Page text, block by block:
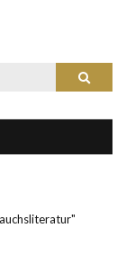
Suchen